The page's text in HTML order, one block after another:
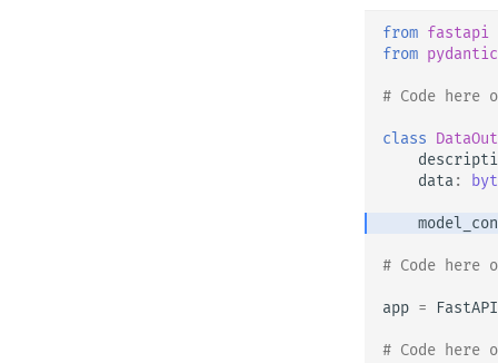
from fastapi
from pydantic
# Code here
class
data :
# Code here
app = FastAPI
# Code here